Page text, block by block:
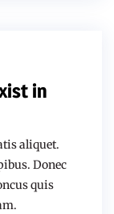
in
aliquet.
Donec
quis